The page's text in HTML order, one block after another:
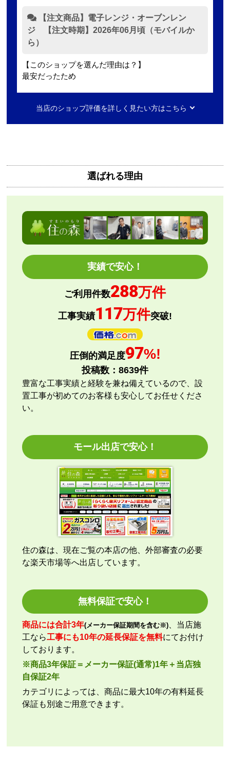
【注文商品】電子レンジ・オーブンレン
ジ 【注文時期】2026年06月頃（モバイルか
ら）
【このショップを選んだ理由は？】
最安だったため
2日ほど
さん
はい
ショップからの連絡や対応は適切でしたか？
はい
予定の期日までに商品が届きましたか？
商品の梱包は必要十分なものでしたか？
またこのショップを利用したいですか？
【注文商品】エアコン・クーラー 【注文
時期】2026年08月頃
【このショップを選んだ理由は？】
評価と価格
【その他感想・コメント】
エアコン本体の購入のみ（工事無し）でしたが、連絡
も早く安心して購入できました。
こちらの都合で、最短でお届けいただくようご依頼。
施工業者への連絡の都合上、何度かメールをさせてい
ただきましたが、連絡も早く安心して購入させていた
だくことができました。
kazumorimoriさん
欲しい商品をスムーズに注文できましたか？
ショップからの連絡や対応は適切でしたか？
いいえ
予定の期日までに商品が届きましたか？
商品の梱包は必要十分なものでしたか？
はい
またこのショップを利用したいですか？
いいえ
当店のショップ評価を詳しく見たい方はこちら
選ばれる理由
実績で安心！
ご利用件数288万件
工事実績117万件突破!
圧倒的満足度97%!
投稿数： 8639件
豊富な工事実績と経験を兼ね備えているので、設
置工事が初めてのお客様も安心してお任せくださ
い。
モール出店で安心！
住の森は、現在ご覧の本店の他、外部審査の必要
な楽天市場等へ出店しています。
無料保証で安心！
商品には合計3年(メーカー保証期間を含む※) 、当店施
工なら工事にも10年の延長保証を無料にてお付け
しております。
※商品3年保証＝メーカー保証(通常)1年＋当店独
自保証2年
カテゴリによっては、商品に最大10年の有料延長
保証も別途ご用意できます。